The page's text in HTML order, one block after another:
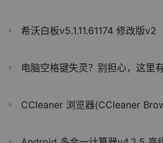
希沃白板v5.1.11.61174 修改版v2
电脑空格键失灵？别担心，这里
CCleaner 浏览器(CCleaner Browser)